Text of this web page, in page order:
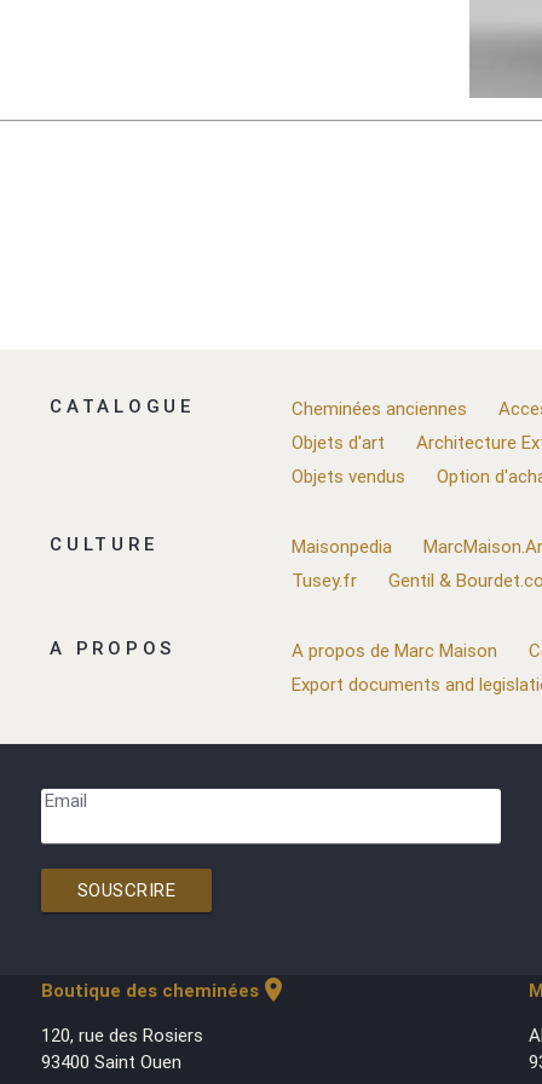
CATALOGUE Cheminées anciennes
Objets d'art
Architecture
Objets vendus
Option
CULTURE Maisonpedia
Tusey.fr
Gentil &
A PROPOS A propos de Marc Maison
Export documents and
Email
SOUSCRIRE
Boutique des cheminéeslocation_on
120, rue des Rosiers
93400 Saint Ouen